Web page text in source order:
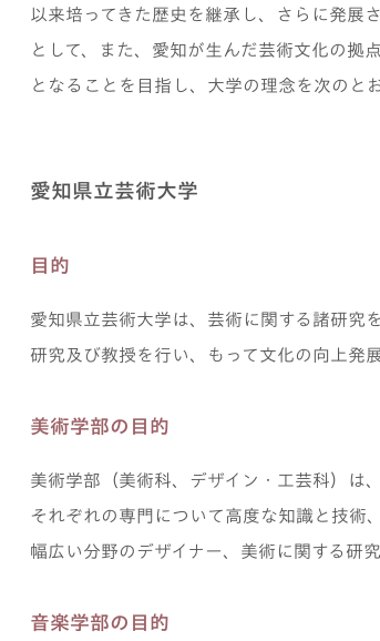
以来培ってきた歴史を継承し、さらに発展
として、また、愛知が生んだ芸術文化の拠
となることを目指し、大学の理念を次のと
愛知県立芸術大学
目的
愛知県立芸術大学は、芸術に関する諸研究
研究及び教授を行い、もって文化の向上
美術学部の目的
美術学部（美術科、デザイン・工芸科）は
それぞれの専門について高度な知識と技術
幅広い分野のデザイナー、美術に関する
音楽学部の目的